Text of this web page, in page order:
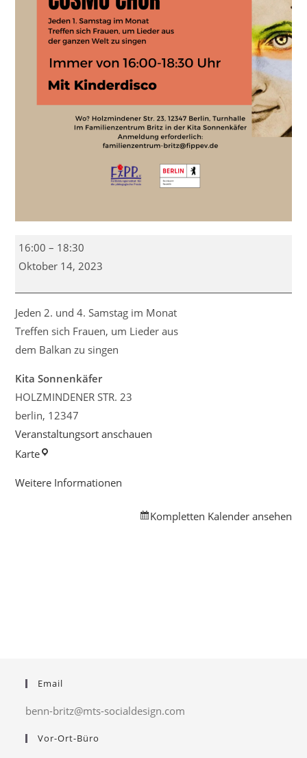
Balkanka
Chor
16:00 – 18:30
Oktober 14, 2023
Jeden 2. und 4. Samstag im Monat
Treffen sich Frauen, um Lieder aus
dem Balkan zu singen
Kita Sonnenkäfer
HOLZMINDENER STR. 23
berlin, 12347
Veranstaltungsort anschauen
KarteKita
Weitere Informationen
Kompletten Kalender ansehen
Email
benn-britz@mts-socialdesign.com
Vor-Ort-Büro